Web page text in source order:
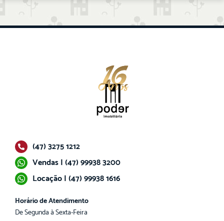
(47) 3275 1212
Vendas | (47) 99938 3200
Locação | (47) 99938 1616
Horário de Atendimento
De Segunda à Sexta-Feira